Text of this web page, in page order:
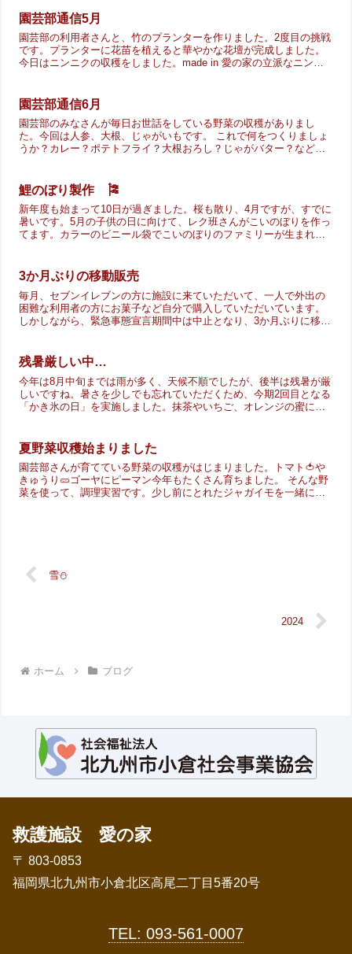
園芸部通信5月
園芸部の利用者さんと、竹のプランターを作りました。2度目の挑戦
です。プランターに花苗を植えると華やかな花壇が完成しました。
今日はニンニクの収穫をしました。made in 愛の家の立派なニンニ
園芸部通信6月
園芸部のみなさんが毎日お世話をしている野菜の収穫がありまし
た。今回は人参、大根、じゃがいもです。 これで何をつくりましょ
うか？カレー？ポテトフライ？大根おろし？じゃがバター？などな
鯉のぼり製作 🎏
新年度も始まって10日が過ぎました。桜も散り、4月ですが、すでに
暑いです。5月の子供の日に向けて、レク班さんがこいのぼりを作っ
てます。カラーのビニール袋でこいのぼりのファミリーが生まれて
3か月ぶりの移動販売
毎月、セブンイレブンの方に施設に来ていただいて、一人で外出の
困難な利用者の方にお菓子など自分で購入していただいています。
しかしながら、緊急事態宣言期間中は中止となり、3か月ぶりに移動
残暑厳しい中…
今年は8月中旬までは雨が多く、天候不順でしたが、後半は残暑が厳
しいですね。暑さを少しでも忘れていただくため、今期2回目となる
「かき氷の日」を実施しました。抹茶やいちご、オレンジの蜜にミ
夏野菜収穫始まりました
園芸部さんが育てている野菜の収穫がはじまりました。トマト🍅や
きゅうり🥒ゴーヤにピーマン今年もたくさん育ちました。 そんな野
菜を使って、調理実習です。少し前にとれたジャガイモを一緒に調
雪⛄
2024
ホーム ブログ
救護施設 愛の家
〒 803-0853
福岡県北九州市小倉北区高尾二丁目5番20号
TEL: 093-561-0007